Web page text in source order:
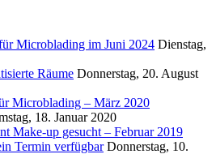
Microblading im Juni 2024 Dienstag,
Räume Donnerstag, 20. August
Microblading – März 2020
18. Januar 2020
Make-up gesucht – Februar 2019
Termin verfügbar Donnerstag, 10.